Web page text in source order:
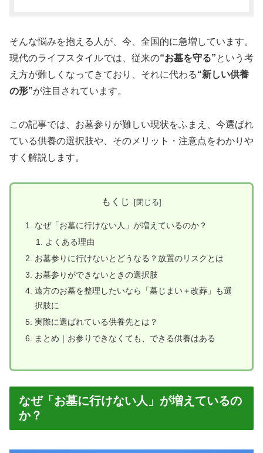
そんな悩みを抱える人が、今、全国的に急増しています。
現代のライフスタイルでは、従来の“お墓を守る”という考
え方が難しくなってきており、それに代わる“新しい供養
の形”が注目されています。
この記事では、お墓参りが難しい現状をふまえ、今選ばれ
ている供養の選択肢や、そのメリット・注意点をわかりや
すく解説します。
もくじ
なぜ「お墓に行けない人」が増えているのか？
よくある理由
お墓参りに行けないとどうなる？放置のリスクとは
お墓参りができないときの選択肢
遠方のお墓を整理したいなら「墓じまい＋改葬」も選
択肢に
実際に選ばれている供養先とは？
まとめ｜お参りできなくても、できる供養はある
なぜ「お墓に行けない人」が増えているの
か？